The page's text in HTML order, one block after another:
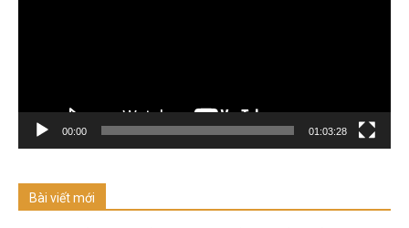
00:00 01:03:28
Bài viết mới